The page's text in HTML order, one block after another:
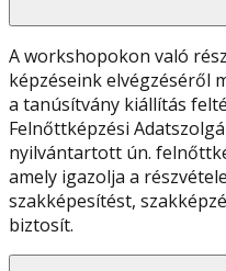
A workshopokon való
képzéseink elvégzéséről
a tanúsítvány kiállítás
Felnőttképzési
nyilvántartott ún.
amely igazolja a
szakképesítést,
biztosít.